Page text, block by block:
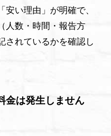
い理由」が明確で、
人数・時間・報告方
されているかを確認し
金は発生しません